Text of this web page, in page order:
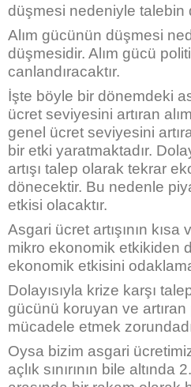
düşmesi nedeniyle talebin
Alım gücünün düşmesi
düşmesidir. Alım gücü
canlandıracaktır.
İşte böyle bir dönemdeki
ücret seviyesini artıran
genel ücret seviyesini
bir etki yaratmaktadır.
artışı talep olarak tekrar
dönecektir. Bu nedenle
etkisi olacaktır.
Asgari ücret artışının
mikro ekonomik etkikiden
ekonomik etkisini
Dolayısıyla krize karşı
gücünü koruyan ve artıran
mücadele etmek
Oysa bizim asgari
açlık sınırının bile altında